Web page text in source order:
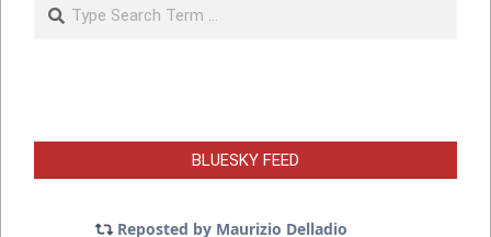
BLUESKY FEED